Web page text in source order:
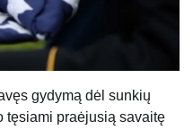
gydymą dėl sunkių
tęsiami praėjusią savaitę